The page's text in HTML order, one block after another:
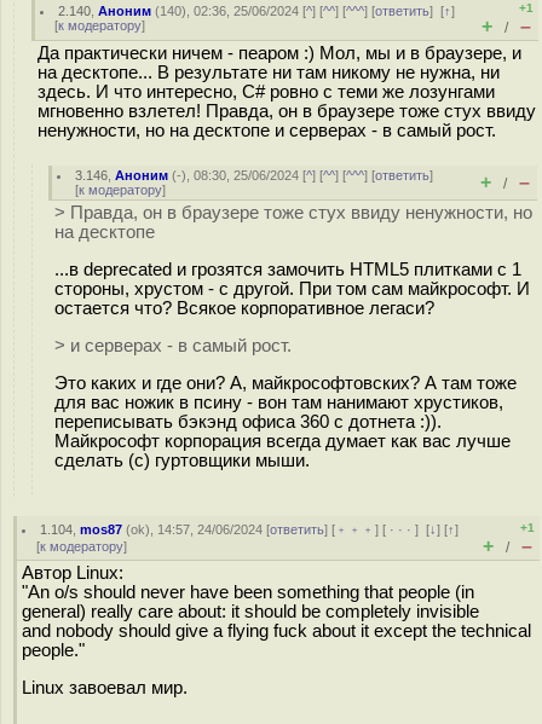
2.140 ,Аноним (140), 02:36, 25/06/2024 [^] [^^] [^^^] [ответить][↑]
[к модератору]
+1
+ / –
Да практически ничем - пеаром :) Мол, мы и в браузере, и
на десктопе... В результате ни там никому не нужна, ни
здесь. И что интересно, C# ровно с теми же лозунгами
мгновенно взлетел! Правда, он в браузере тоже стух ввиду
ненужности, но на десктопе и серверах - в самый рост.
3.146 ,Аноним (-), 08:30, 25/06/2024 [^] [^^] [^^^] [ответить]
[к модератору] + / –
> Правда, он в браузере тоже стух ввиду ненужности, но
на десктопе
...в deprecated и грозятся замочить HTML5 плитками с 1
стороны, хрустом - с другой. При том сам майкрософт. И
остается что? Всякое корпоративное легаси?
> и серверах - в самый рост.
Это каких и где они? А, майкрософтовских? А там тоже
для вас ножик в псину - вон там нанимают хрустиков,
переписывать бэкэнд офиса 360 с дотнета :)).
Майкрософт корпорация всегда думает как вас лучше
сделать (с) гуртовщики мыши.
1.104 ,mos87 (ok), 14:57, 24/06/2024 [ответить] [ ﹢﹢﹢] [ · · ·][↓] [↑]
[к модератору]
+1
+ / –
Автор Linux:
"An o/s should never have been something that people (in
general) really care about: it should be completely invisible
and nobody should give a flying fuck about it except the technical
people."
Linux завоевал мир.